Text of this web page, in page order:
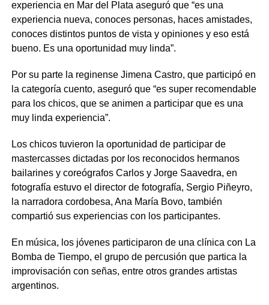
experiencia en Mar del Plata aseguró que “es una
experiencia nueva, conoces personas, haces amistades,
conoces distintos puntos de vista y opiniones y eso está
bueno. Es una oportunidad muy linda”.
Por su parte la reginense Jimena Castro, que participó en
la categoría cuento, aseguró que “es super recomendable
para los chicos, que se animen a participar que es una
muy linda experiencia”.
Los chicos tuvieron la oportunidad de participar de
mastercasses dictadas por los reconocidos hermanos
bailarines y coreógrafos Carlos y Jorge Saavedra, en
fotografía estuvo el director de fotografía, Sergio Piñeyro,
la narradora cordobesa, Ana María Bovo, también
compartió sus experiencias con los participantes.
En música, los jóvenes participaron de una clínica con La
Bomba de Tiempo, el grupo de percusión que partica la
improvisación con señas, entre otros grandes artistas
argentinos.